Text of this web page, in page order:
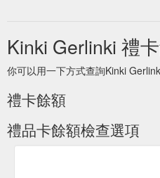
Kinki Gerlinki 禮
你可以用一下方式查詢Kinki
禮卡餘額
禮品卡餘額檢查選項